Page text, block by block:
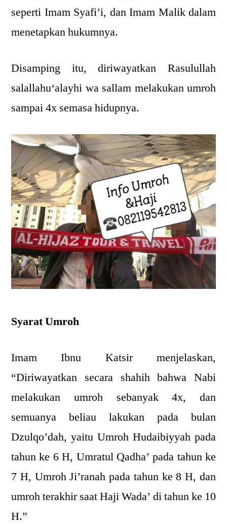
seperti Imam Syafi’i, dan Imam Malik dalam
menetapkan hukumnya.
Disamping itu, diriwayatkan Rasulullah
salallahu‘alayhi wa sallam melakukan umroh
sampai 4x semasa hidupnya.
Syarat Umroh
Imam Ibnu Katsir menjelaskan,
“Diriwayatkan secara shahih bahwa Nabi
melakukan umroh sebanyak 4x, dan
semuanya beliau lakukan pada bulan
Dzulqo’dah, yaitu Umroh Hudaibiyyah pada
tahun ke 6 H, Umratul Qadha’ pada tahun ke
7 H, Umroh Ji’ranah pada tahun ke 8 H, dan
umroh terakhir saat Haji Wada’ di tahun ke 10
H.”